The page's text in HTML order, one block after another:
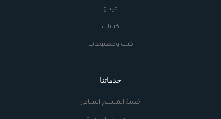
فيديو
كتابات
كتب ومطبوعات
خدماتنا
خدمة المسيح الشافي